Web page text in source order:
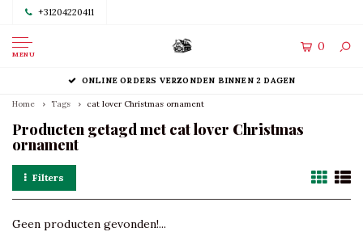
+31204220411
MENU
0
ONLINE ORDERS VERZONDEN BINNEN 2 DAGEN
Home Tags cat lover Christmas ornament
Producten getagd met cat lover Christmas
ornament
Filters
Geen producten gevonden!...